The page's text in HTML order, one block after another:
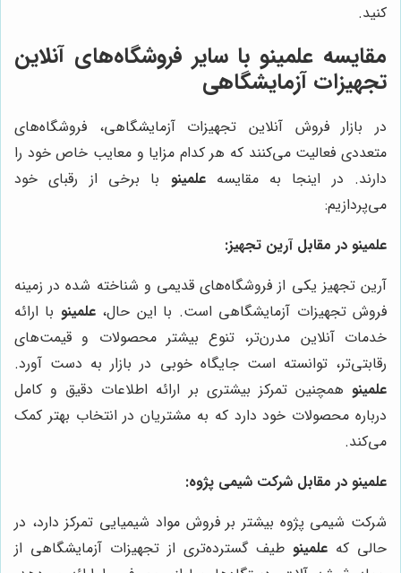
کنید.
مقایسه علمینو با سایر فروشگاه‌های آنلاین
تجهیزات آزمایشگاهی
در بازار فروش آنلاین تجهیزات آزمایشگاهی، فروشگاه‌های
متعددی فعالیت می‌کنند که هر کدام مزایا و معایب خاص خود را
دارند. در اینجا به مقایسهعلمینو با برخی از رقبای خود
می‌پردازیم:
علمینو در مقابل آرین تجهیز:
آرین تجهیز یکی از فروشگاه‌های قدیمی و شناخته شده در زمینه
فروش تجهیزات آزمایشگاهی است. با این حال،علمینو با ارائه
خدمات آنلاین مدرن‌تر، تنوع بیشتر محصولات و قیمت‌های
رقابتی‌تر، توانسته است جایگاه خوبی در بازار به دست آورد.
علمینو همچنین تمرکز بیشتری بر ارائه اطلاعات دقیق و کامل
درباره محصولات خود دارد که به مشتریان در انتخاب بهتر کمک
می‌کند.
علمینو در مقابل شرکت شیمی پژوه:
شرکت شیمی پژوه بیشتر بر فروش مواد شیمیایی تمرکز دارد، در
حالی که علمینو طیف گسترده‌تری از تجهیزات آزمایشگاهی از